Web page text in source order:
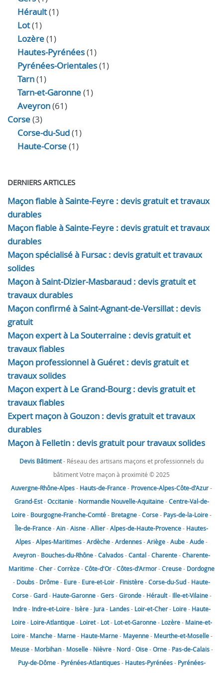
Hérault(1)
Lot(1)
Lozère(1)
Hautes-Pyrénées(1)
Pyrénées-Orientales(1)
Tarn(1)
Tarn-et-Garonne(1)
Aveyron(61)
Corse(3)
Corse-du-Sud(1)
Haute-Corse(1)
DERNIERS ARTICLES
Maçon fiable à Sainte-Feyre : devis gratuit et travaux
durables
Maçon fiable à Sainte-Feyre : devis gratuit et travaux
durables
Maçon spécialisé à Fursac : devis gratuit et travaux
solides
Maçon à Saint-Dizier-Masbaraud : devis gratuit et
travaux durables
Maçon confirmé à Saint-Agnant-de-Versillat : devis
gratuit
Maçon expert à La Souterraine : devis gratuit et
travaux fiables
Maçon professionnel à Guéret : devis gratuit et
travaux solides
Maçon expert à Le Grand-Bourg : devis gratuit et
travaux fiables
Expert maçon à Gouzon : devis gratuit et travaux
durables
Maçon à Felletin : devis gratuit pour travaux solides
Devis Bâtiment- Réseau des artisans maçons et professionnels du
bâtiment Votre maçon à proximité © 2025
Auvergne-Rhône-Alpes- Hauts-de-France- Provence-Alpes-Côte-d'Azur-
Grand-Est-Occitanie- Normandie Nouvelle-Aquitaine-Centre-Val-de-
Loire- Bourgogne-Franche-Comté- Bretagne-Corse- Pays-de-la-Loire-
Île-de-France-Ain-Aisne-Allier-Alpes-de-Haute-Provence- Hautes-
Alpes-Alpes-Maritimes-Ardèche-Ardennes-Ariège-Aube-Aude-
Aveyron- Bouches-du-Rhône-Calvados-Cantal-Charente-Charente-
Maritime-Cher-Corrèze-Côte-d'Or-Côtes-d'Armor-Creuse- Dordogne
- Doubs- Drôme- Eure- Eure-et-Loir- Finistère-Corse-du-Sud- Haute-
Corse-Gard- Haute-Garonne-Gers-Gironde- Hérault- Ille-et-Vilaine-
Indre- Indre-et-Loire- Isère- Jura- Landes- Loir-et-Cher- Loire- Haute-
Loire- Loire-Atlantique- Loiret- Lot- Lot-et-Garonne- Lozère- Maine-et-
Loire- Manche- Marne- Haute-Marne- Mayenne- Meurthe-et-Moselle-
Meuse- Morbihan- Moselle- Nièvre- Nord-Oise-Orne- Pas-de-Calais-
Puy-de-Dôme- Pyrénées-Atlantiques- Hautes-Pyrénées- Pyrénées-